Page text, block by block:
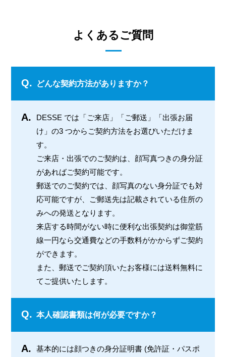
よくあるご質問
Q. どんな契約方法がありますか？
A.
DESSE では「ご来店」「ご郵送」「出張お届
け」の3 つからご契約方法をお選びいただけま
す。
ご来店・出張でのご契約は、顔写真つきの身分証
があればご契約可能です。
郵送でのご契約では、顔写真のない身分証でも対
応可能ですが、ご郵送先は記載されている住所の
みへの発送となります。
来店する時間がない時に便利な出張契約は御堂筋
線一円なら交通費などの手数料がかからずご契約
ができます。
また、郵送でご契約頂いたお客様には送料無料に
てご提供いたします。
Q. 本人確認書類は何が必要ですか？
A.
基本的には顔つきの身分証明書 (免許証・パスポ